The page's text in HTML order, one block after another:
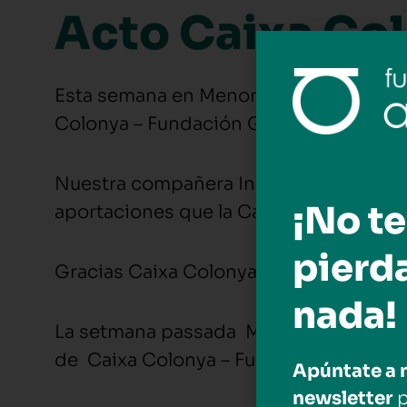
Acto Caixa
Esta semana en Menorca, Aldaba
Colonya – Fundación Guillem Cifre.
Nuestra compañera Inma, trabajadora
aportaciones que la Caixa Colonya
Gracias Caixa Colonya por apoyar
La setmana passada Menorca
de Caixa Colonya – Fundació Guillem
¡No te
nada!
Apúntate a
newsletter